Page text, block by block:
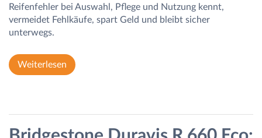
Reifenfehler bei Auswahl, Pflege und Nutzung kennt,
vermeidet Fehlkäufe, spart Geld und bleibt sicher
unterwegs.
Weiterlesen